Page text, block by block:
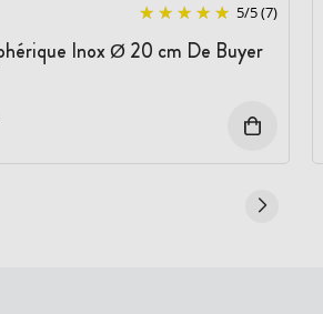
5/5(7)
Inox Ø 20 cm De Buyer
: